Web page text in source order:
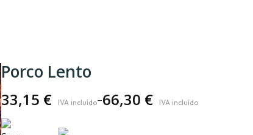
Porco Lento
33,15 € –66,30 €
Price
range: